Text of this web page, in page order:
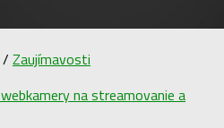
/ Zaujímavosti
na streamovanie a